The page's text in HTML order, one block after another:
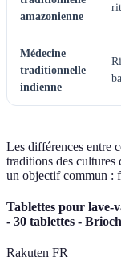
amazonienne
Médecine
traditionnelle
indienne
Les différences entre
traditions des cultures
un objectif commun :
Tablettes pour lave-
- 30 tablettes -
Rakuten FR